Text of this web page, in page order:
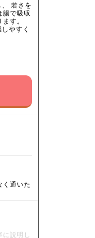
若さを
腸で吸収
す。
やすく
く通いた
説明し